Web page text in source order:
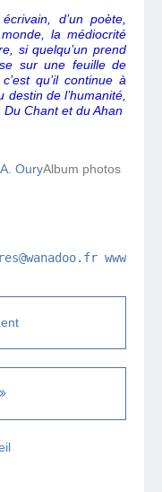
d’un poète,
la médiocrité
si quelqu’un prend
sur une feuille de
qu’il continue à
destin de l’humanité,
Du Chant et du Ahan
Album photos